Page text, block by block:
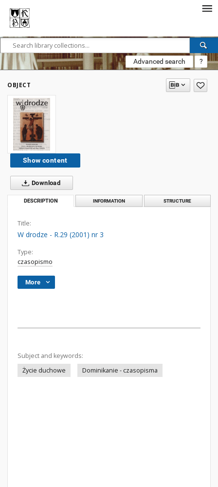
Advanced search ?
OBJECT
Show content
Download
DESCRIPTION INFORMATION STRUCTURE
Title:
W drodze - R.29 (2001) nr 3
Type:
czasopismo
More
Subject and keywords:
Życie duchowe
Dominikanie - czasopisma